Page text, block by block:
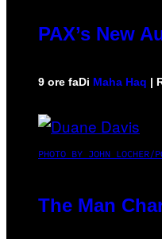
PAX’s New
9 ore faDi Maha Haq |
PHOTO BY JOHN
The Man